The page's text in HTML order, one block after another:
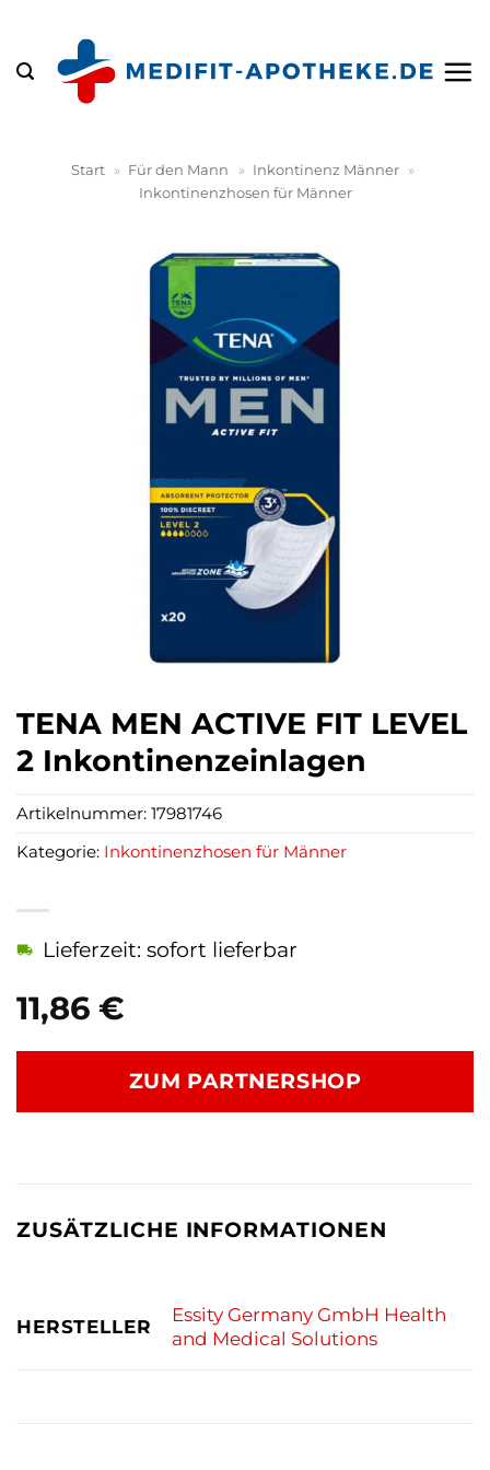
springen
Start » Für den Mann » Inkontinenz Männer »
Inkontinenzhosen für Männer
TENA MEN ACTIVE FIT LEVEL
2 Inkontinenzeinlagen
11,86 €
Lieferzeit: sofort lieferbar
ZUM PARTNERSHOP
Artikelnummer: 17981746
Kategorie: Inkontinenzhosen für Männer
ZUSÄTZLICHE INFORMATIONEN
HERSTELLER
Essity Germany GmbH Health
and Medical Solutions